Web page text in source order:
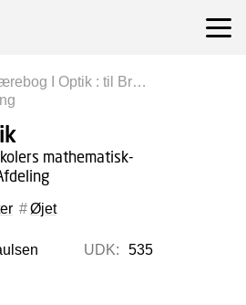
I Optik : til Br…
mathematisk-
Øjet
UDK: 535